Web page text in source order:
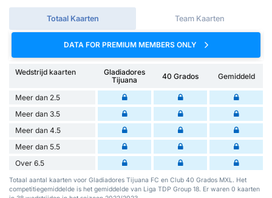
Totaal Kaarten Team Kaarten
DATA FOR PREMIUM MEMBERS ONLY
Wedstrijd kaarten
Gladiadores
Tijuana
40 Grados Gemiddeld
Meer dan 2.5
Meer dan 3.5
Meer dan 4.5
Meer dan 5.5
Over 6.5
Totaal aantal kaarten voor Gladiadores Tijuana FC en Club 40 Grados MXL. Het
competitiegemiddelde is het gemiddelde van Liga TDP Group 18. Er waren 0 kaarten